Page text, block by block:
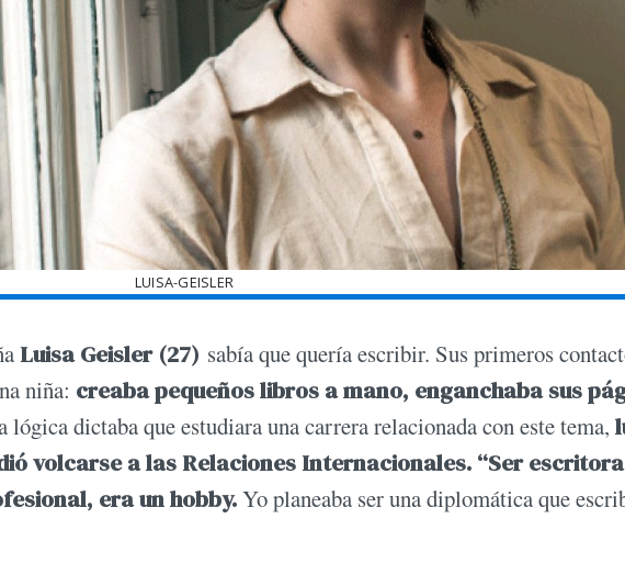
LUISA-GEISLER
Luisa Geisler (27) sabía que quería escribir. Sus primeros
niña: creaba pequeños libros a mano, enganchaba sus
lógica dictaba que estudiara una carrera relacionada con este tema,
volcarse a las Relaciones Internacionales. “Ser escritora
era un hobby.Yo planeaba ser una diplomática que